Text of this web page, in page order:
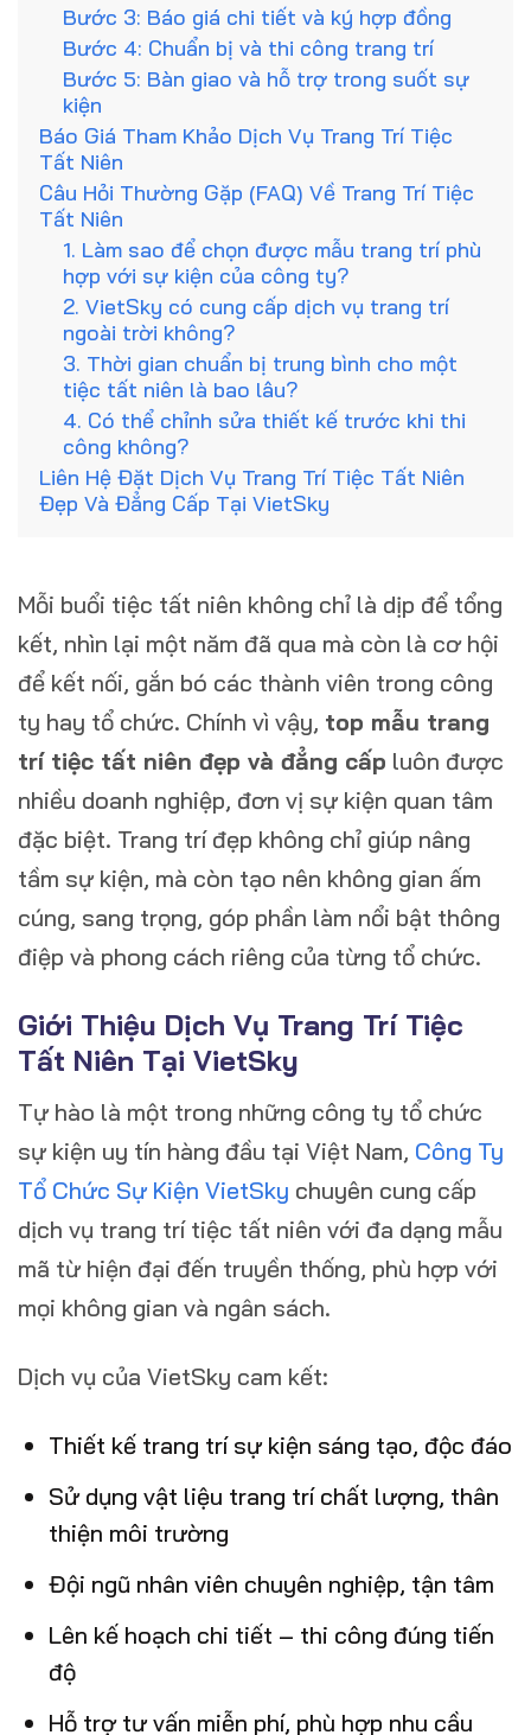
Bước 3: Báo giá chi tiết và ký hợp đồng
Bước 4: Chuẩn bị và thi công trang trí
Bước 5: Bàn giao và hỗ trợ trong suốt sự
kiện
Báo Giá Tham Khảo Dịch Vụ Trang Trí Tiệc
Tất Niên
Câu Hỏi Thường Gặp (FAQ) Về Trang Trí Tiệc
Tất Niên
1. Làm sao để chọn được mẫu trang trí phù
hợp với sự kiện của công ty?
2. VietSky có cung cấp dịch vụ trang trí
ngoài trời không?
3. Thời gian chuẩn bị trung bình cho một
tiệc tất niên là bao lâu?
4. Có thể chỉnh sửa thiết kế trước khi thi
công không?
Liên Hệ Đặt Dịch Vụ Trang Trí Tiệc Tất Niên
Đẹp Và Đẳng Cấp Tại VietSky
Mỗi buổi tiệc tất niên không chỉ là dịp để tổng
kết, nhìn lại một năm đã qua mà còn là cơ hội
để kết nối, gắn bó các thành viên trong công
ty hay tổ chức. Chính vì vậy, top mẫu trang
trí tiệc tất niên đẹp và đẳng cấp luôn được
nhiều doanh nghiệp, đơn vị sự kiện quan tâm
đặc biệt. Trang trí đẹp không chỉ giúp nâng
tầm sự kiện, mà còn tạo nên không gian ấm
cúng, sang trọng, góp phần làm nổi bật thông
điệp và phong cách riêng của từng tổ chức.
Giới Thiệu Dịch Vụ Trang Trí Tiệc
Tất Niên Tại VietSky
Tự hào là một trong những công ty tổ chức
sự kiện uy tín hàng đầu tại Việt Nam, Công Ty
Tổ Chức Sự Kiện VietSky chuyên cung cấp
dịch vụ trang trí tiệc tất niên với đa dạng mẫu
mã từ hiện đại đến truyền thống, phù hợp với
mọi không gian và ngân sách.
Dịch vụ của VietSky cam kết:
Thiết kế trang trí sự kiện sáng tạo, độc đáo
Sử dụng vật liệu trang trí chất lượng, thân
thiện môi trường
Đội ngũ nhân viên chuyên nghiệp, tận tâm
Lên kế hoạch chi tiết – thi công đúng tiến
độ
Hỗ trợ tư vấn miễn phí, phù hợp nhu cầu